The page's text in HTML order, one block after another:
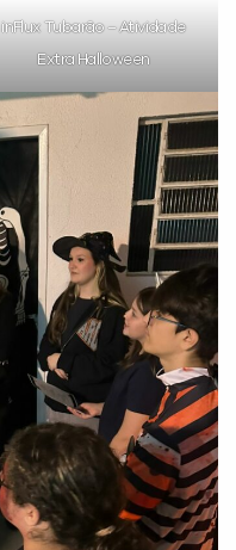
inFlux Tubarão – Atividade
Extra Halloween